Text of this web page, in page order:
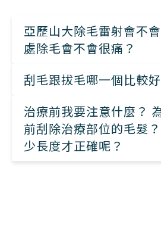
亞歷山大除毛雷射會不
處除毛會不會很痛？
刮毛跟拔毛哪一個比較
治療前我要注意什麼？
前刮除治療部位的毛髮
少長度才正確呢？